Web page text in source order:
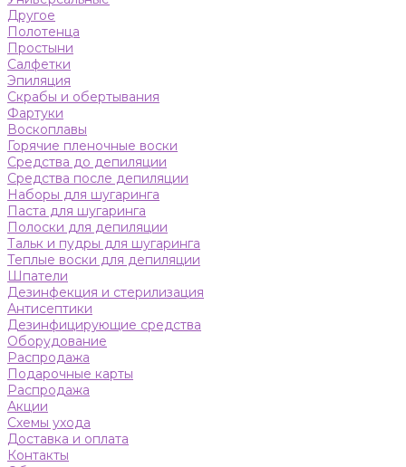
Другое
Полотенца
Простыни
Салфетки
Эпиляция
Скрабы и обертывания
Фартуки
Воскоплавы
Горячие пленочные воски
Средства до депиляции
Средства после депиляции
Наборы для шугаринга
Паста для шугаринга
Полоски для депиляции
Тальк и пудры для шугаринга
Теплые воски для депиляции
Шпатели
Дезинфекция и стерилизация
Антисептики
Дезинфицирующие средства
Оборудование
Распродажа
Подарочные карты
Распродажа
Акции
Схемы ухода
Доставка и оплата
Контакты